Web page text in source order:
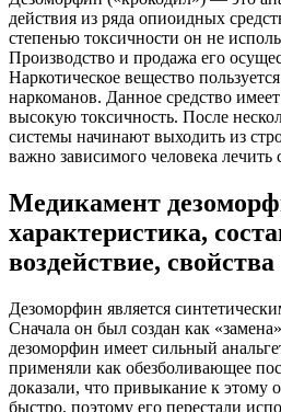
действия из ряда опиоидных
степенью токсичности он не
Производство и продажа его
Наркотическое вещество
наркоманов. Данное средство
высокую токсичность. После
системы начинают выходить из
важно зависимого человека лечить
Медикамент
характеристика,
воздействие, свойства
Дезоморфин является
Сначала он был создан как
дезоморфин имеет сильный
применяли как обезболивающее
доказали, что привыкание к этому
быстро, поэтому его перестали